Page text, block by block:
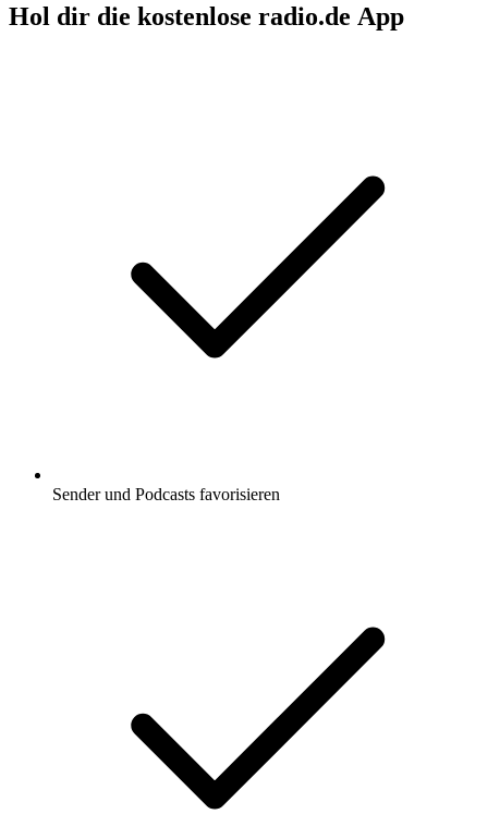
Hol dir die kostenlose radio.de App
Sender und Podcasts favorisieren